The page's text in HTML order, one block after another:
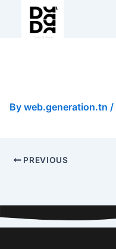
By web.generation.tn /
PREVIOUS